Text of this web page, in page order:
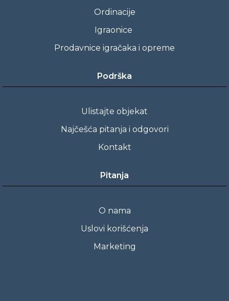
Ordinacije
Igraonice
Prodavnice igračaka i opreme
Podrška
Ulistajte objekat
Najčešća pitanja i odgovori
Kontakt
Pitanja
O nama
Uslovi korišćenja
Marketing